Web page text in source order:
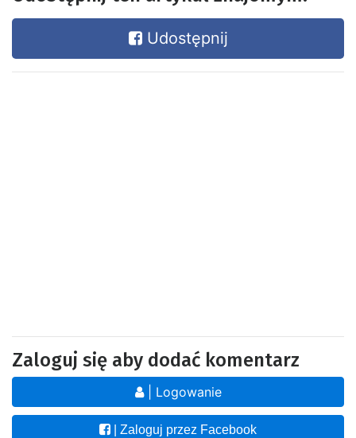
Udostępnij
Zaloguj się aby dodać komentarz
| Logowanie
| Zaloguj przez Facebook